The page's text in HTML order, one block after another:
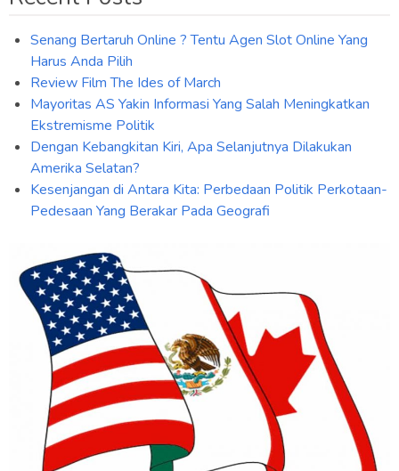
Senang Bertaruh Online ? Tentu Agen Slot Online Yang
Harus Anda Pilih
Review Film The Ides of March
Mayoritas AS Yakin Informasi Yang Salah Meningkatkan
Ekstremisme Politik
Dengan Kebangkitan Kiri, Apa Selanjutnya Dilakukan
Amerika Selatan?
Kesenjangan di Antara Kita: Perbedaan Politik Perkotaan-
Pedesaan Yang Berakar Pada Geografi